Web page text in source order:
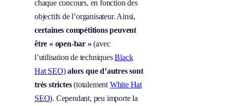
chaque concours, en fonction des
objectifs de l’organisateur. Ainsi,
certaines compétitions peuvent
être « open-bar »(avec
l’utilisation de techniquesBlack
Hat SEO)alors que d’autres sont
très strictes(totalement White Hat
SEO). Cependant, peu importe la